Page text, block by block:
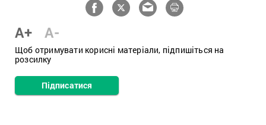
A+ A-
Щоб отримувати корисні матеріали, підпишіться на
розсилку
Підписатися